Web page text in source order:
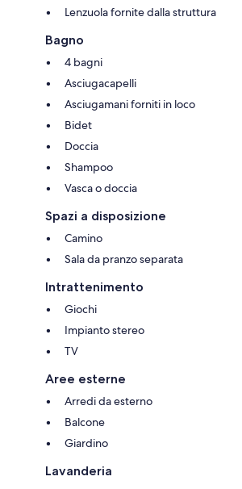
Lenzuola fornite dalla struttura
Bagno
4 bagni
Asciugacapelli
Asciugamani forniti in loco
Bidet
Doccia
Shampoo
Vasca o doccia
Spazi a disposizione
Camino
Sala da pranzo separata
Intrattenimento
Giochi
Impianto stereo
TV
Aree esterne
Arredi da esterno
Balcone
Giardino
Lavanderia